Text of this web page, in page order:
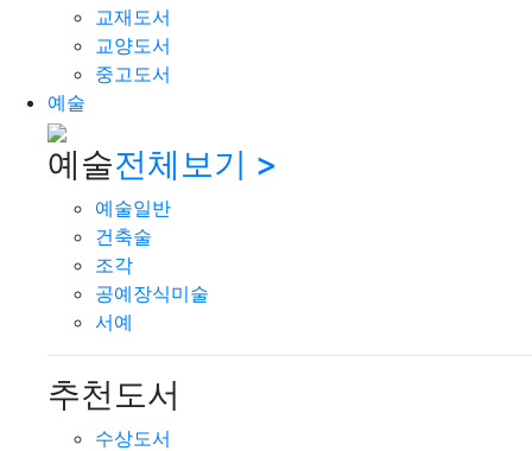
교재도서
교양도서
중고도서
예술
예술전체보기 >
예술일반
건축술
조각
공예장식미술
서예
추천도서
수상도서